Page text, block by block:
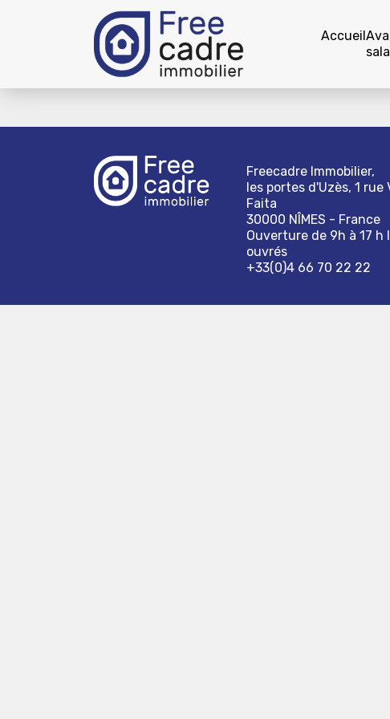
Accueil
Freecadre Immobilier,
les portes d'Uzès, 1 rue
Faita
30000 NÎMES - France
Ouverture de 9h à 17 h
ouvrés
+33(0)4 66 70 22 22